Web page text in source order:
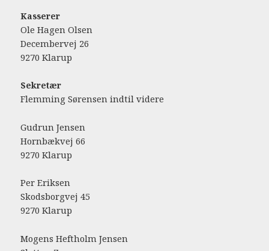
Kasserer
Ole Hagen Olsen
Decembervej 26
9270 Klarup
Sekretær
Flemming Sørensen indtil videre
Gudrun Jensen
Hornbækvej 66
9270 Klarup
Per Eriksen
Skodsborgvej 45
9270 Klarup
Mogens Heftholm Jensen